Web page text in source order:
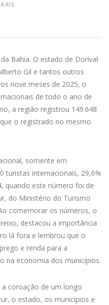
Bahia. O estado de Dorival
Gil e tantos outros
nove meses de 2025, o
de todo o ano de
a região registrou 149.648
o registrado no mesmo
somente em
turistas internacionais, 29,6%
quando este número foi de
do Ministério do Turismo
comemorar os números, o
destacou a importância
lá fora e lembrou que o
e renda para a
na economia dos municípios.
a coroação de um longo
o estado, os municípios e